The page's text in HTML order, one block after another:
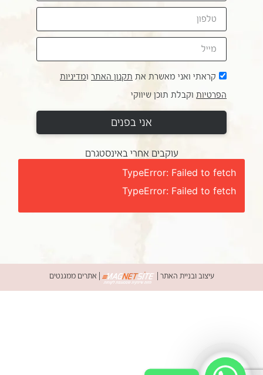
קראתי ואני מאשרת את תקנון האתרומדיניות
הפרטיותוקבלת תוכן שיווקי
אני בפנים
עוקבים אחרי באינסטגרם
TypeError: Failed to fetch
TypeError: Failed to fetch
עיצוב ובניית האתר אתרים ממגנטים